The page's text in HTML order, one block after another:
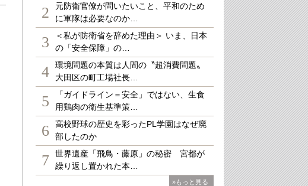
2
元防衛官僚が問いたいこと、平和のため
に軍隊は必要なのか…
3
＜私が防衛省を辞めた理由＞ いま、日本
の「安全保障」の…
4
環境問題の本質は人間の〝超消費問題〟
大田区の町工場社長…
5
「ガイドライン＝安全」ではない、生食
用鶏肉の衛生基準策…
6
高校野球の歴史を彩ったPL学園はなぜ廃
部したのか
7
世界遺産「飛鳥・藤原」の秘密 宮都が
繰り返し置かれた本…
»もっと見る